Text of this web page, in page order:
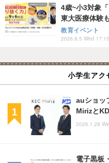
4歳~小3対象
東大医療体験
教育イベント
2026.8.5 Wed 17:15
小学生アク
auショッ
Mirizと
2026.1.28
電子黒板